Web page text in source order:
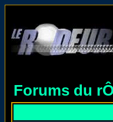
Forums du